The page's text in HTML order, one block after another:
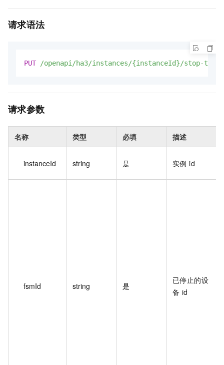
请求语法
PUT /openapi/ha3/instances/{instanceId}/stop-
请求参数
名称 类型 必填 描述
instanceId string 是 实例 id
fsmId string 是
已停止的设
备 id